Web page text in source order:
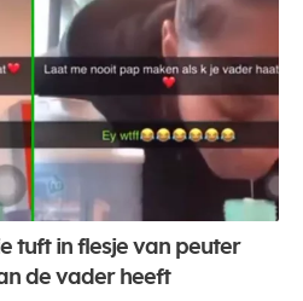
tuft in flesje van peuter
de vader heeft